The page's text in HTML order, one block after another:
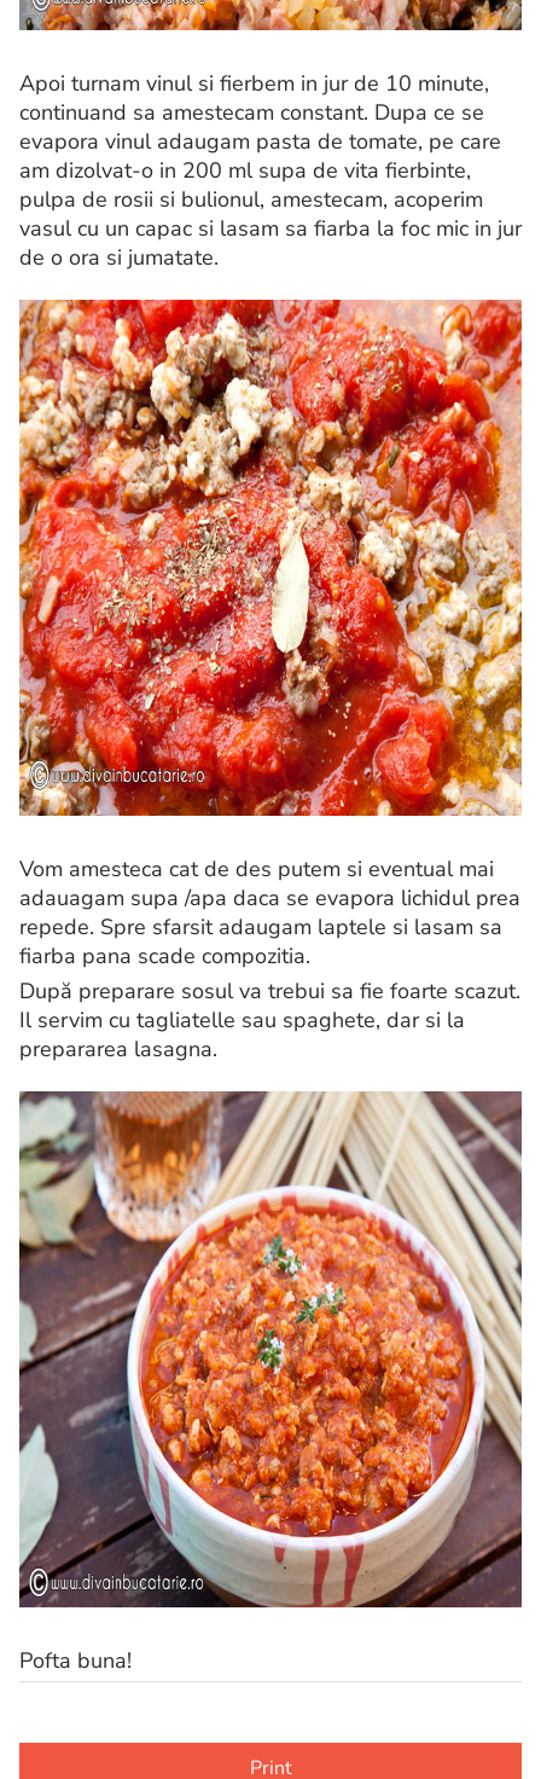
Apoi turnam vinul si fierbem in jur de 10 minute,
continuand sa amestecam constant. Dupa ce se
evapora vinul adaugam pasta de tomate, pe care
am dizolvat-o in 200 ml supa de vita fierbinte,
pulpa de rosii si bulionul, amestecam, acoperim
vasul cu un capac si lasam sa fiarba la foc mic in jur
de o ora si jumatate.
Vom amesteca cat de des putem si eventual mai
adauagam supa /apa daca se evapora lichidul prea
repede. Spre sfarsit adaugam laptele si lasam sa
fiarba pana scade compozitia.
După preparare sosul va trebui sa fie foarte scazut.
Il servim cu tagliatelle sau spaghete, dar si la
prepararea lasagna.
Pofta buna!
Print